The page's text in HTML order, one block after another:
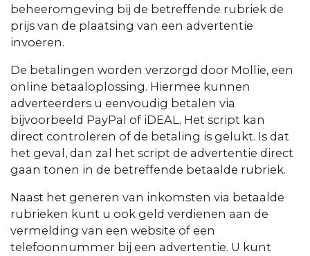
beheeromgeving bij de betreffende rubriek de
prijs van de plaatsing van een advertentie
invoeren.
De betalingen worden verzorgd door Mollie, een
online betaaloplossing. Hiermee kunnen
adverteerders u eenvoudig betalen via
bijvoorbeeld PayPal of iDEAL. Het script kan
direct controleren of de betaling is gelukt. Is dat
het geval, dan zal het script de advertentie direct
gaan tonen in de betreffende betaalde rubriek.
Naast het generen van inkomsten via betaalde
rubrieken kunt u ook geld verdienen aan de
vermelding van een website of een
telefoonnummer bij een advertentie. U kunt